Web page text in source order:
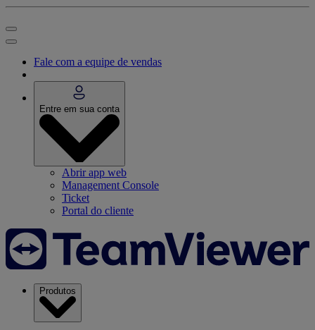
Fale com a equipe de vendas
Entre em sua conta
Abrir app web
Management Console
Ticket
Portal do cliente
Produtos